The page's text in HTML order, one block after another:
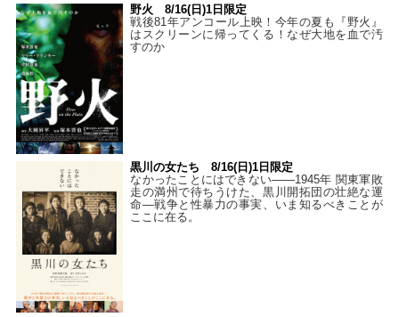
野火 8/16(日)1日限定
戦後81年アンコール上映！今年の夏も『野火』
はスクリーンに帰ってくる！なぜ大地を血で汚
すのか
黒川の女たち 8/16(日)1日限定
なかったことにはできない——1945年 関東軍敗
走の満州で待ちうけた、黒川開拓団の壮絶な運
命―戦争と性暴力の事実、いま知るべきことが
ここに在る。